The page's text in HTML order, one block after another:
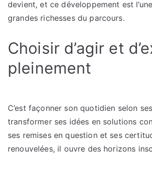
devient, et ce développement est
grandes richesses du parcours.
Choisir d’agir et
pleinement
C’est façonner son quotidien selon
transformer ses idées en solutions
ses remises en question et ses
renouvelées, il ouvre des horizons